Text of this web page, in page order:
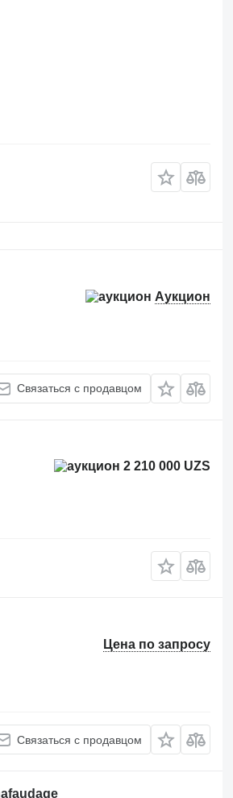
Аукцион
Связаться с продавцом
2 210 000 UZS
Цена по запросу
Связаться с продавцом